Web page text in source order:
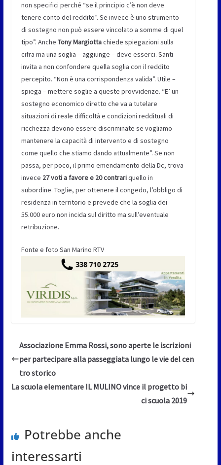
non specifici perché “se il principio c’è non deve
tenere conto del reddito”. Se invece è uno strumento
di sostegno non può essere vincolato a somme di quel
tipo”. Anche Tony Margiottachiede spiegazioni sulla
cifra ma una soglia – aggiunge – deve esserci. Santi
invita a non confondere quella soglia con il reddito
percepito. “Non è una corrispondenza valida”. Utile –
spiega – mettere soglie a queste provvidenze. “E’ un
sostegno economico diretto che va a tutelare
situazioni di reale difficoltà e condizioni reddituali di
ricchezza devono essere discriminate se vogliamo
mantenere la capacità di intervento e di sostegno
come quello che stiamo dando attualmente”. Se non
passa, per poco, il primo emendamento della Dc, trova
invece 27 voti a favore e 20 contrariquello in
subordine. Toglie, per ottenere il congedo, l’obbligo di
residenza in territorio e prevede che la soglia dei
55.000 euro non incida sul diritto ma sull’eventuale
retribuzione.
Fonte e foto San Marino RTV
Associazione Emma Rossi, sono aperte le iscrizioni
per partecipare alla passeggiata lungo le vie del cen
tro storico
La scuola elementare IL MULINO vince il progetto bi
ci scuola 2019
Potrebbe anche
interessarti